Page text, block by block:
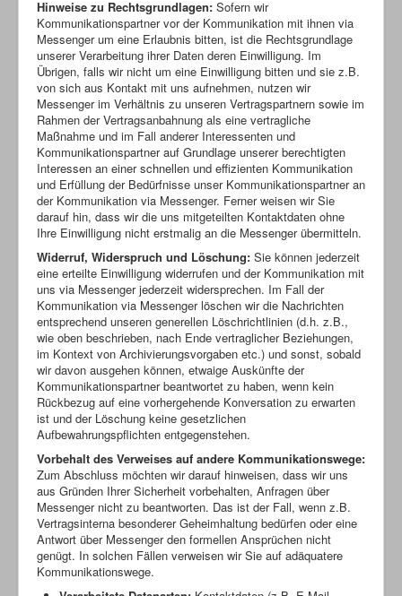
Hinweise zu Rechtsgrundlagen: Sofern wir
Kommunikationspartner vor der Kommunikation mit ihnen via
Messenger um eine Erlaubnis bitten, ist die Rechtsgrundlage
unserer Verarbeitung ihrer Daten deren Einwilligung. Im
Übrigen, falls wir nicht um eine Einwilligung bitten und sie z.B.
von sich aus Kontakt mit uns aufnehmen, nutzen wir
Messenger im Verhältnis zu unseren Vertragspartnern sowie im
Rahmen der Vertragsanbahnung als eine vertragliche
Maßnahme und im Fall anderer Interessenten und
Kommunikationspartner auf Grundlage unserer berechtigten
Interessen an einer schnellen und effizienten Kommunikation
und Erfüllung der Bedürfnisse unser Kommunikationspartner an
der Kommunikation via Messenger. Ferner weisen wir Sie
darauf hin, dass wir die uns mitgeteilten Kontaktdaten ohne
Ihre Einwilligung nicht erstmalig an die Messenger übermitteln.
Widerruf, Widerspruch und Löschung: Sie können jederzeit
eine erteilte Einwilligung widerrufen und der Kommunikation mit
uns via Messenger jederzeit widersprechen. Im Fall der
Kommunikation via Messenger löschen wir die Nachrichten
entsprechend unseren generellen Löschrichtlinien (d.h. z.B.,
wie oben beschrieben, nach Ende vertraglicher Beziehungen,
im Kontext von Archivierungsvorgaben etc.) und sonst, sobald
wir davon ausgehen können, etwaige Auskünfte der
Kommunikationspartner beantwortet zu haben, wenn kein
Rückbezug auf eine vorhergehende Konversation zu erwarten
ist und der Löschung keine gesetzlichen
Aufbewahrungspflichten entgegenstehen.
Vorbehalt des Verweises auf andere Kommunikationswege:
Zum Abschluss möchten wir darauf hinweisen, dass wir uns
aus Gründen Ihrer Sicherheit vorbehalten, Anfragen über
Messenger nicht zu beantworten. Das ist der Fall, wenn z.B.
Vertragsinterna besonderer Geheimhaltung bedürfen oder eine
Antwort über Messenger den formellen Ansprüchen nicht
genügt. In solchen Fällen verweisen wir Sie auf adäquatere
Kommunikationswege.